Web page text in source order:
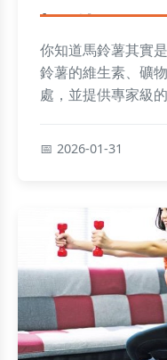
疑問
你知道馬鈴薯其實
鈴薯的維生素、礦
處，並提供專家級
2026-01-31